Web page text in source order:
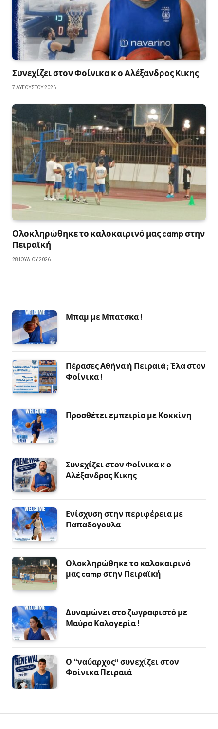
Συνεχίζει στον Φοίνικα κ ο Αλέξανδρος Κικης
7 ΑΥΓΟΎΣΤΟΥ 2026
Ολοκληρώθηκε το καλοκαιρινό μας camp στην
Πειραϊκή
28 ΙΟΥΛΊΟΥ 2026
Μπαμ με Μπατσκα !
Πέρασες Αθήνα ή Πειραιά ; Έλα στον
Φοίνικα !
Προσθέτει εμπειρία με Κοκκίνη
Συνεχίζει στον Φοίνικα κ ο
Αλέξανδρος Κικης
Ενίσχυση στην περιφέρεια με
Παπαδογουλα
Ολοκληρώθηκε το καλοκαιρινό
μας camp στην Πειραϊκή
Δυναμώνει στο ζωγραφιστό με
Μαύρα Καλογερία !
Ο “ναύαρχος” συνεχίζει στον
Φοίνικα Πειραιά